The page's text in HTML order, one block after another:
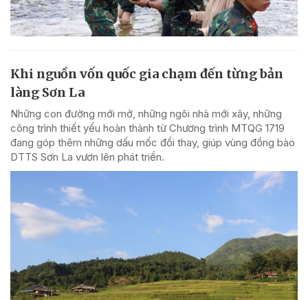
Khi nguồn vốn quốc gia chạm đến từng bản
làng Sơn La
Những con đường mới mở, những ngôi nhà mới xây, những
công trình thiết yếu hoàn thành từ Chương trình MTQG 1719
đang góp thêm những dấu mốc đổi thay, giúp vùng đồng bào
DTTS Sơn La vươn lên phát triển.